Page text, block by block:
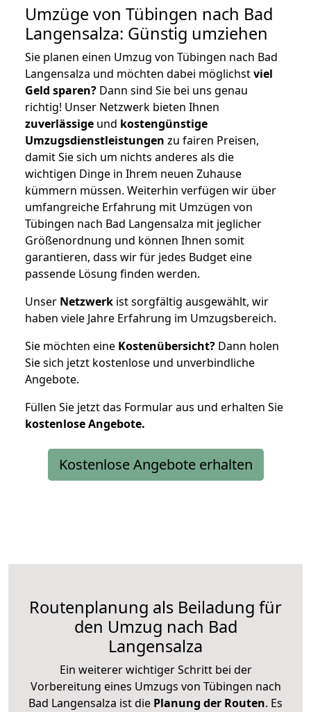
Umzüge von Tübingen nach Bad
Langensalza: Günstig umziehen
Sie planen einen Umzug von Tübingen nach Bad
Langensalza und möchten dabei möglichstviel
Geld sparen? Dann sind Sie bei uns genau
richtig! Unser Netzwerk bieten Ihnen
zuverlässige und kostengünstige
Umzugsdienstleistungen zu fairen Preisen,
damit Sie sich um nichts anderes als die
wichtigen Dinge in Ihrem neuen Zuhause
kümmern müssen. Weiterhin verfügen wir über
umfangreiche Erfahrung mit Umzügen von
Tübingen nach Bad Langensalza mit jeglicher
Größenordnung und können Ihnen somit
garantieren, dass wir für jedes Budget eine
passende Lösung finden werden.
Unser Netzwerk ist sorgfältig ausgewählt, wir
haben viele Jahre Erfahrung im Umzugsbereich.
Sie möchten eine Kostenübersicht? Dann holen
Sie sich jetzt kostenlose und unverbindliche
Angebote.
Füllen Sie jetzt das Formular aus und erhalten Sie
kostenloseAngebote.
Kostenlose Angebote erhalten
Routenplanung als Beiladung für
den Umzug nach Bad
Langensalza
Ein weiterer wichtiger Schritt bei der
Vorbereitung eines Umzugs von Tübingen nach
Bad Langensalza ist die Planung der Routen. Es